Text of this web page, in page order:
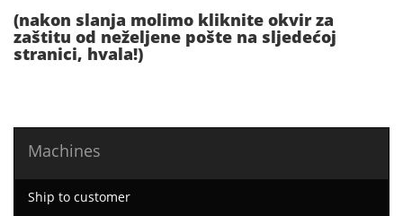
(nakon slanja molimo kliknite okvir za
zaštitu od neželjene pošte na sljedećoj
stranici, hvala!)
Machines
Ship to customer